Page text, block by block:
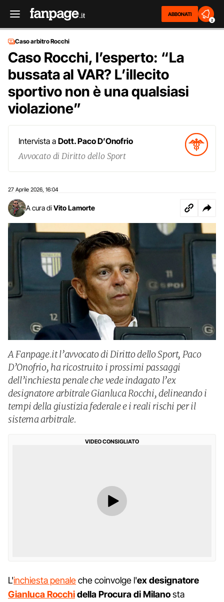
ABBONATI
2
Caso arbitro Rocchi
Caso Rocchi, l’esperto: “La
bussata al VAR? L’illecito
sportivo non è una qualsiasi
violazione”
Intervista a Dott. Paco D’Onofrio
Avvocato di Diritto dello Sport
27 Aprile 2026 16:04
A cura di Vito Lamorte
A Fanpage.it l’avvocato di Diritto dello Sport, Paco
D’Onofrio, ha ricostruito i prossimi passaggi
dell’inchiesta penale che vede indagato l’ex
designatore arbitrale Gianluca Rocchi, delineando i
tempi della giustizia federale e i reali rischi per il
sistema arbitrale.
VIDEO CONSIGLIATO
L'inchiesta penaleche coinvolge l'ex designatore
Gianluca Rocchidella Procura di Milanosta